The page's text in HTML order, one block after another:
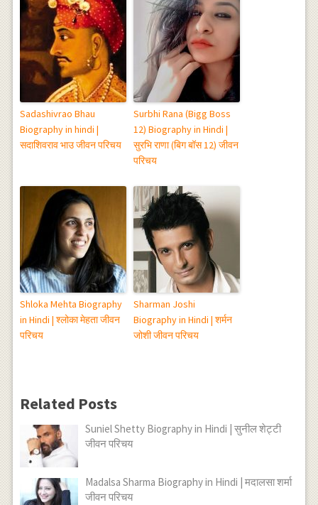
Sadashivrao Bhau
Biography in hindi |
सदाशिवराव भाउ जीवन परिचय
Surbhi Rana (Bigg Boss
12) Biography in Hindi |
सुरभि राणा (बिग बॉस 12) जीवन
परिचय
Shloka Mehta Biography
in Hindi | श्लोका मेहता जीवन
परिचय
Sharman Joshi
Biography in Hindi | शर्मन
जोशी जीवन परिचय
Related Posts
Suniel Shetty Biography in Hindi | सुनील शेट्टी
जीवन परिचय
Madalsa Sharma Biography in Hindi | मदालसा शर्मा
जीवन परिचय